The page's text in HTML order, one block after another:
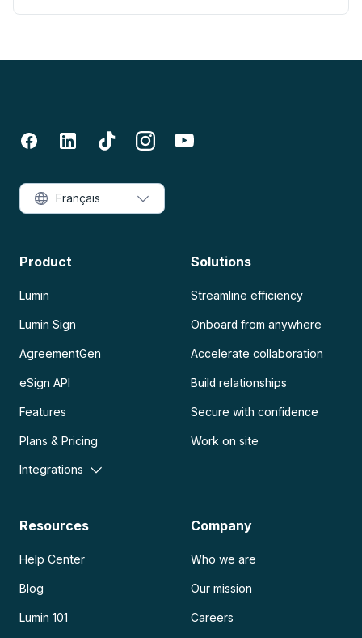
Product
Lumin
Lumin Sign
AgreementGen
eSign API
Features
Plans & Pricing
Integrations
Solutions
Streamline efficiency
Onboard from anywhere
Accelerate collaboration
Build relationships
Secure with confidence
Work on site
Resources
Help Center
Blog
Lumin 101
Company
Who we are
Our mission
Careers
Français